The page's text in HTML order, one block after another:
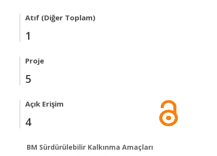
Atıf (Diğer Toplam)
1
Proje
5
Açık Erişim
4
BM Sürdürülebilir Kalkınma Amaçları